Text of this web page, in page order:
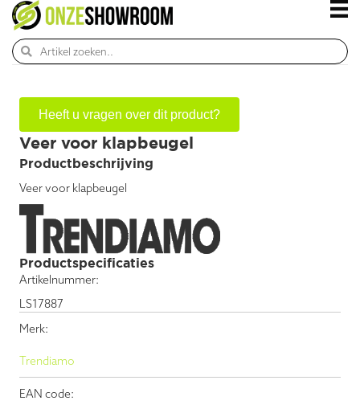
Productspecificaties
Artikelnummer:
LS17887
Merk:
Trendiamo
EAN code:
Heeft u vragen over dit product?
Veer voor klapbeugel
Productbeschrijving
Veer voor klapbeugel